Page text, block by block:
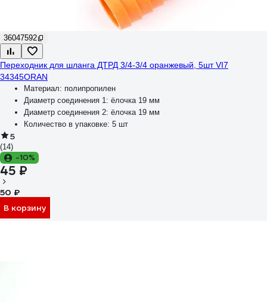
36047592
Переходник для шланга ДТРД 3/4-3/4 оранжевый, 5шт VI7
34345ORAN
Материал: полипропилен
Диаметр соединения 1: ёлочка 19 мм
Диаметр соединения 2: ёлочка 19 мм
Количество в упаковке: 5 шт
5
(14)
-10%
45 ₽
50 ₽
В корзину